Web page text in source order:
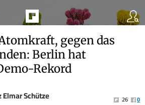
gegen das
Berlin hat
Rekord
Schütze 26
0